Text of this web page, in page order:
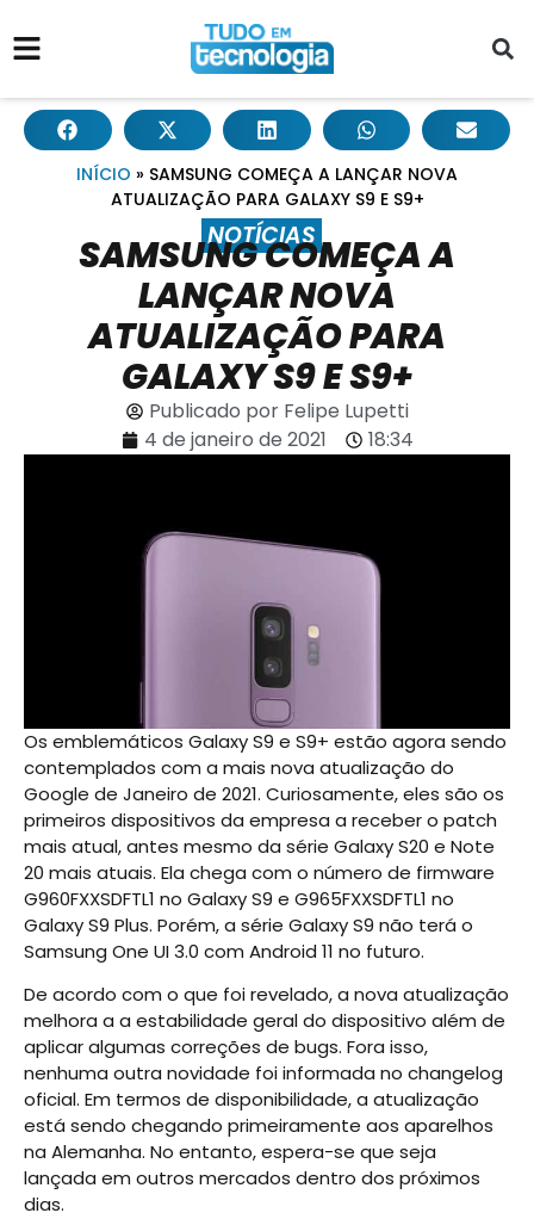
INÍCIO » SAMSUNG COMEÇA A LANÇAR NOVA
ATUALIZAÇÃO PARA GALAXY S9 E S9+
NOTÍCIAS
SAMSUNG COMEÇA A
LANÇAR NOVA
ATUALIZAÇÃO PARA
GALAXY S9 E S9+
Publicado porFelipe Lupetti
4 de janeiro de 2021
18:34
Os emblemáticos Galaxy S9 e S9+ estão agora sendo
contemplados com a mais nova atualização do
Google de Janeiro de 2021. Curiosamente, eles são os
primeiros dispositivos da empresa a receber o patch
mais atual, antes mesmo da série Galaxy S20 e Note
20 mais atuais. Ela chega com o número de firmware
G960FXXSDFTL1 no Galaxy S9 e G965FXXSDFTL1 no
Galaxy S9 Plus. Porém, a série Galaxy S9 não terá o
Samsung One UI 3.0 com Android 11 no futuro.
De acordo com o que foi revelado, a nova atualização
melhora a a estabilidade geral do dispositivo além de
aplicar algumas correções de bugs. Fora isso,
nenhuma outra novidade foi informada no changelog
oficial. Em termos de disponibilidade, a atualização
está sendo chegando primeiramente aos aparelhos
na Alemanha. No entanto, espera-se que seja
lançada em outros mercados dentro dos próximos
dias.